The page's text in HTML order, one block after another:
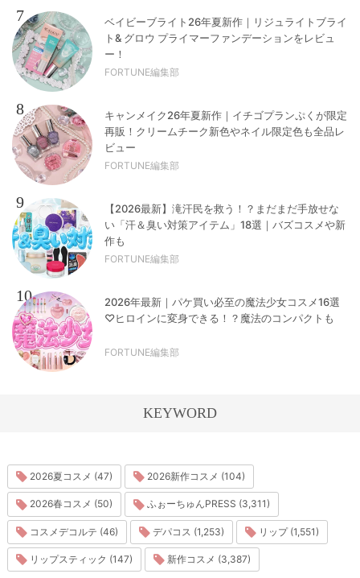
7
ベイビーブライト26年夏新作｜リジュライトブライ
ト& グロウ プライマーファンデーションをレビュ
ー！
FORTUNE編集部
8
キャンメイク26年夏新作｜イチゴプランぷくが限定
再販！クリームチーク新色やネイル限定色も全品レ
ビュー
FORTUNE編集部
9
【2026最新】滝汗民を救う！？まだまだ手放せな
い「汗＆臭い対策アイテム」18選｜バズコスメや新
作も
FORTUNE編集部
10
2026年最新｜パケ買い必至の魔法少女コスメ16選
♡ヒロインに変身できる！？魔法のコンパクトも
FORTUNE編集部
KEYWORD
2026夏コスメ (47) 2026新作コスメ (104)
2026春コスメ (50) ふぉーちゅんPRESS (3,311)
コスメデコルテ (46) デパコス (1,253) リップ (1,551)
リップスティック (147) 新作コスメ (3,387)